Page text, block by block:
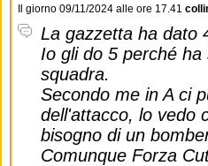
Il giorno 09/11/2024 alle ore 17.41
La gazzetta ha dato
Io gli do 5 perché
squadra.
Secondo me in A ci
dell'attacco, lo vedo
bisogno di un
Comunque Forza